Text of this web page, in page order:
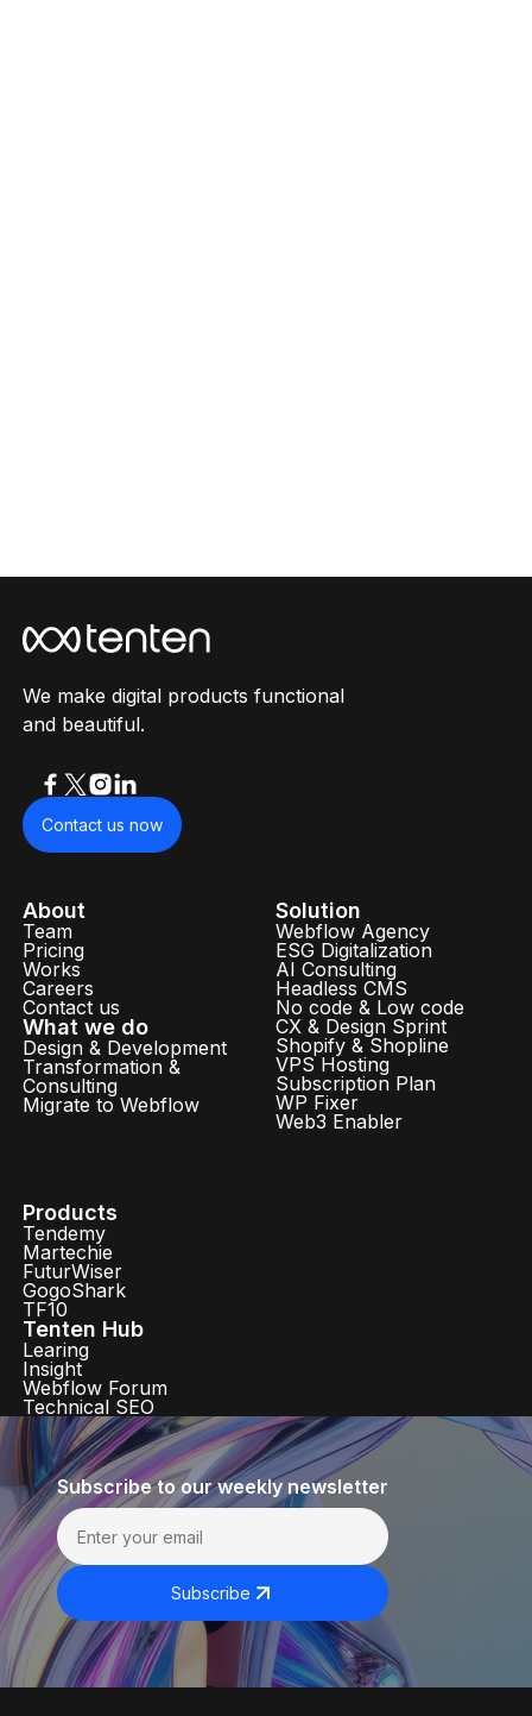
We make digital products functional
and beautiful.
Contact us now
About
Team
Pricing
Works
Careers
Contact us
What we do
Design & Development
Transformation &
Consulting
Migrate to Webflow
Solution
Webflow Agency
ESG Digitalization
AI Consulting
Headless CMS
No code & Low code
CX & Design Sprint
Shopify & Shopline
VPS Hosting
Subscription Plan
WP Fixer
Web3 Enabler
Products
Tendemy
Martechie
FuturWiser
GogoShark
TF10
Tenten Hub
Learing
Insight
Webflow Forum
Technical SEO
Subscribe to our weekly newsletter